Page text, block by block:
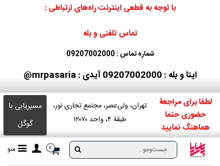
با توجه به قطعی اینترنت راه‌های ارتباطی :
تماس تلفنی و بله
شماره تماس : 09207002000
ایتا و بله : 09207002000 آیدی : mrpasaria@
لطفا برای مراجعۀ
حضوری حتما
هماهنگ نمایید
تهران، ولی‌عصر، مجتمع تجاری نور،
طبقۀ ۴، واحد ۱۲۰۷۰
مسیریابی با
گوگل
0 منو